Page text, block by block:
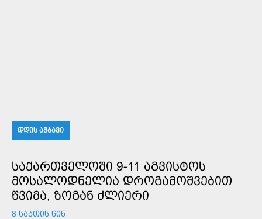
ᲓᲦᲘᲡ ᲐᲛᲑᲐᲕᲘ
ᲡᲐᲥᲐᲠᲗᲕᲔᲚᲝᲨᲘ 9-11 ᲐᲒᲕᲘᲡᲢᲝᲡ
ᲛᲝᲡᲐᲚᲝᲓᲜᲔᲚᲘᲐ ᲓᲠᲝᲒᲐᲛᲝᲨᲕᲔᲑᲘᲗ
ᲬᲕᲘᲛᲐ, ᲖᲝᲒᲐᲜ ᲫᲚᲘᲔᲠᲘ
8 ᲡᲐᲐᲗᲘᲡ ᲬᲘᲜ